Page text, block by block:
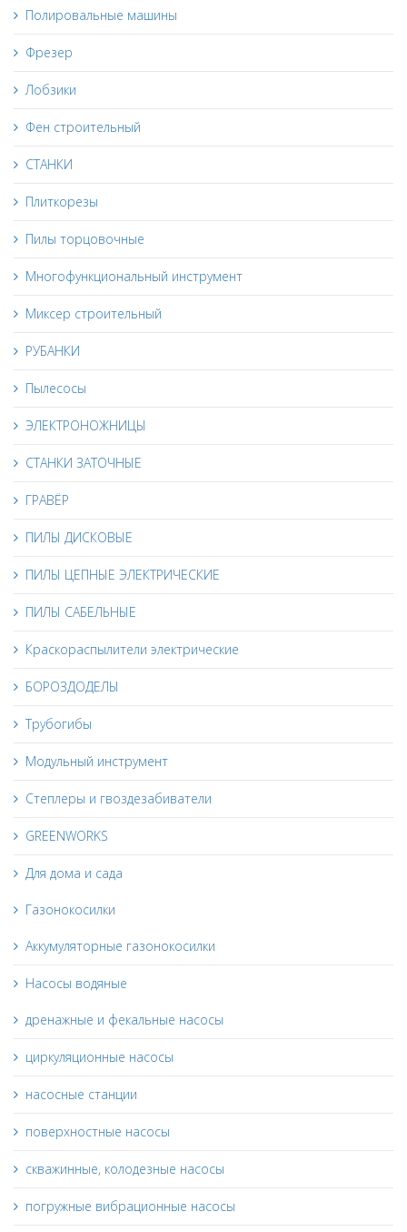
Полировальные машины
Фрезер
Лобзики
Фен строительный
СТАНКИ
Плиткорезы
Пилы торцовочные
Многофункциональный инструмент
Миксер строительный
РУБАНКИ
Пылесосы
ЭЛЕКТРОНОЖНИЦЫ
СТАНКИ ЗАТОЧНЫЕ
ГРАВЁР
ПИЛЫ ДИСКОВЫЕ
ПИЛЫ ЦЕПНЫЕ ЭЛЕКТРИЧЕСКИЕ
ПИЛЫ САБЕЛЬНЫЕ
Краскораспылители электрические
БОРОЗДОДЕЛЫ
Трубогибы
Модульный инструмент
Степлеры и гвоздезабиватели
GREENWORKS
Для дома и сада
Газонокосилки
Аккумуляторные газонокосилки
Насосы водяные
дренажные и фекальные насосы
циркуляционные насосы
насосные станции
поверхностные насосы
скважинные, колодезные насосы
погружные вибрационные насосы